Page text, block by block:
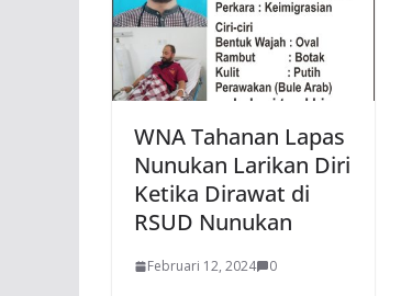
WNA Tahanan Lapas
Nunukan Larikan Diri
Ketika Dirawat di
RSUD Nunukan
Februari 12, 2024 0